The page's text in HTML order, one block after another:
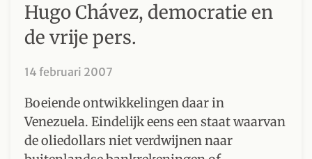
Hugo Chávez, democratie en
de vrije pers.
14 februari 2007
Boeiende ontwikkelingen daar in
Venezuela. Eindelijk eens een staat waarvan
de oliedollars niet verdwijnen naar